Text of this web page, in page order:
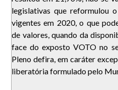
legislativas que reformulou
vigentes em 2020, o que
de valores, quando da
face do exposto VOTO no
Pleno defira, em caráter
liberatória formulado pelo